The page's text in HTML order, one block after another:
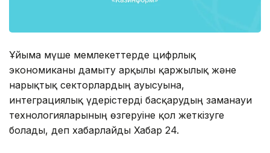
Ұйымға мүше мемлекеттерде цифрлық
экономиканы дамыту арқылы қаржылық және
нарықтық секторлардың ауысуына,
интеграциялық үдерістерді басқарудың заманауи
технологияларының өзгеруіне қол жеткізуге
болады, деп хабарлайды Хабар 24.